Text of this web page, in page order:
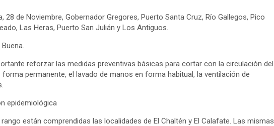
28 de Noviembre, Gobernador Gregores, Puerto Santa Cruz, Río Gallegos, Pico
Las Heras, Puerto San Julián y Los Antiguos.
reforzar las medidas preventivas básicas para cortar con la circulación del
permanente, el lavado de manos en forma habitual, la ventilación de
epidemiológica
están comprendidas las localidades de El Chaltén y El Calafate. Las mismas